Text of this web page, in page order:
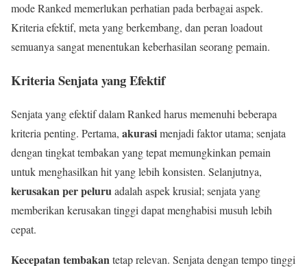
mode Ranked memerlukan perhatian pada berbagai aspek.
Kriteria efektif, meta yang berkembang, dan peran loadout
semuanya sangat menentukan keberhasilan seorang pemain.
Kriteria Senjata yang Efektif
Senjata yang efektif dalam Ranked harus memenuhi beberapa
kriteria penting. Pertama, akurasimenjadi faktor utama; senjata
dengan tingkat tembakan yang tepat memungkinkan pemain
untuk menghasilkan hit yang lebih konsisten. Selanjutnya,
kerusakan per peluruadalah aspek krusial; senjata yang
memberikan kerusakan tinggi dapat menghabisi musuh lebih
cepat.
Kecepatan tembakantetap relevan. Senjata dengan tempo tinggi